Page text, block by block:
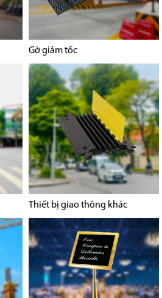
Gờ giảm tốc
Thiết bị giao thông khác